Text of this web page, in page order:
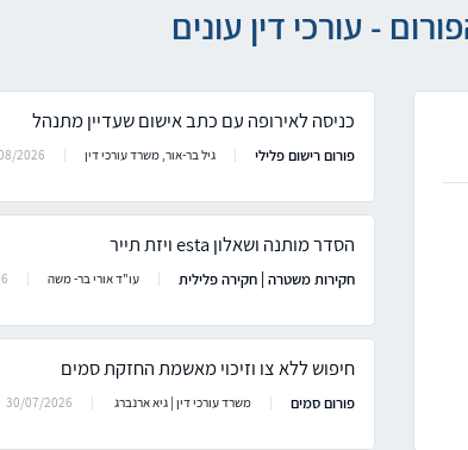
- עורכי דין עונים
כניסה לאירופה עם כתב אישום שעדיין מתנהל
פורום רישום פלילי גיל בר-אור, משרד עורכי דין 2026
הסדר מותנה ושאלון esta ויזת תייר
חקירות משטרה | חקירה פלילית עו"ד אורי בר- משה
חיפוש ללא צו וזיכוי מאשמת החזקת סמים
פורום סמים משרד עורכי דין | גיא ארנברג 30/07/2026